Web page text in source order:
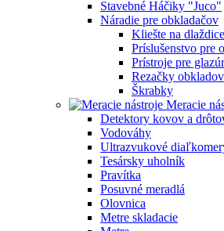
Stavebné Háčiky "Juco"
Náradie pre obkladačov
Kliešte na dlaždice
Príslušenstvo pre
Prístroje pre
Rezačky obkladov
Škrabky
Meracie
Detektory kovov a
Vodováhy
Ultrazvukové
Tesársky uholník
Pravítka
Posuvné meradlá
Olovnica
Metre skladacie